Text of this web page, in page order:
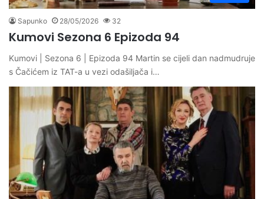
Sapunko 28/05/2026 32
Kumovi Sezona 6 Epizoda 94
Kumovi | Sezona 6 | Epizoda 94 Martin se cijeli dan nadmudruje
s Čačićem iz TAT-a u vezi odašiljača i…